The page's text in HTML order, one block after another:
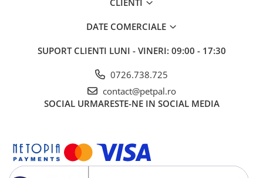
CLIENTI
DATE COMERCIALE
SUPORT CLIENTI LUNI - VINERI: 09:00 - 17:30
0726.738.725
contact@petpal.ro
SOCIAL URMARESTE-NE IN SOCIAL MEDIA